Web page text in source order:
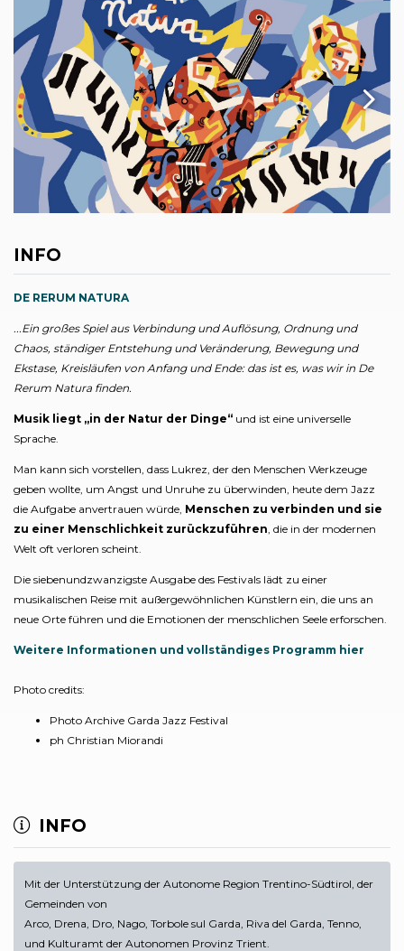
INFO
DE RERUM NATURA
...Ein großes Spiel aus Verbindung und Auflösung, Ordnung und
Chaos, ständiger Entstehung und Veränderung, Bewegung und
Ekstase, Kreisläufen von Anfang und Ende: das ist es, was wir in De
Rerum Natura finden.
Musik liegt „in der Natur der Dinge“ und ist eine universelle
Sprache.
Man kann sich vorstellen, dass Lukrez, der den Menschen Werkzeuge
geben wollte, um Angst und Unruhe zu überwinden, heute dem Jazz
die Aufgabe anvertrauen würde, Menschen zu verbinden und sie
zu einer Menschlichkeit zurückzuführen, die in der modernen
Welt oft verloren scheint.
Die siebenundzwanzigste Ausgabe des Festivals lädt zu einer
musikalischen Reise mit außergewöhnlichen Künstlern ein, die uns an
neue Orte führen und die Emotionen der menschlichen Seele erforschen.
Weitere Informationen und vollständiges Programm hier
Photo credits:
Photo Archive Garda Jazz Festival
ph Christian Miorandi
INFO
Mit der Unterstützung der Autonome Region Trentino-Südtirol, der
Gemeinden von
Arco, Drena, Dro, Nago, Torbole sul Garda, Riva del Garda, Tenno,
und Kulturamt der Autonomen Provinz Trient.